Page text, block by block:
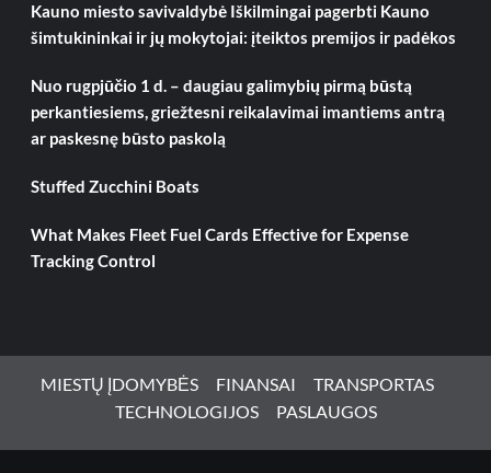
Kauno miesto savivaldybė Iškilmingai pagerbti Kauno
šimtukininkai ir jų mokytojai: įteiktos premijos ir padėkos
Nuo rugpjūčio 1 d. – daugiau galimybių pirmą būstą
perkantiesiems, griežtesni reikalavimai imantiems antrą
ar paskesnę būsto paskolą
Stuffed Zucchini Boats
What Makes Fleet Fuel Cards Effective for Expense
Tracking Control
MIESTŲ ĮDOMYBĖS FINANSAI
TRANSPORTAS
TECHNOLOGIJOS
PASLAUGOS